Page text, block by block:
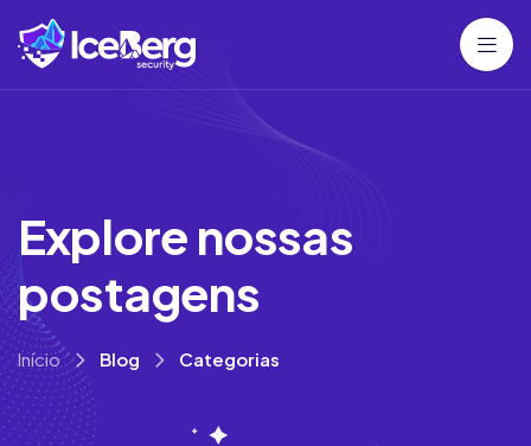
Explorenossas
postagens
Início Blog Categorias